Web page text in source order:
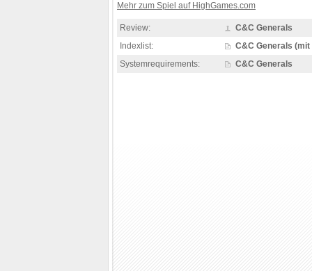
Mehr zum Spiel auf HighGames.com
Review:
C&C Generals
Indexlist:
C&C Generals (mit
Systemrequirements:
C&C Generals